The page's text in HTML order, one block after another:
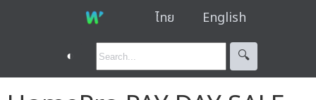
ไทย English
◐ 🔍︎